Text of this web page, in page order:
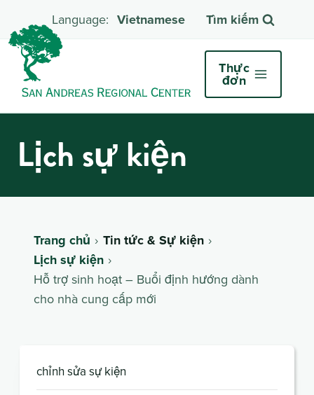
Vietnamese Tìm kiếm
Thực
đơn
Lịch sự kiện
Trang chủ
Tin tức & Sự kiện
Lịch sự kiện
Hỗ trợ sinh hoạt – Buổi định hướng dành
cho nhà cung cấp mới
chỉnh sửa sự kiện